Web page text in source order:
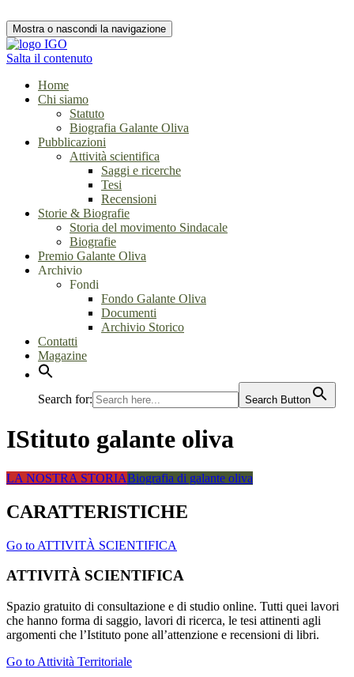
Mostra o nascondi la navigazione
Salta il contenuto
Home
Chi siamo
Statuto
Biografia Galante Oliva
Pubblicazioni
Attività scientifica
Saggi e ricerche
Tesi
Recensioni
Storie & Biografie
Storia del movimento Sindacale
Biografie
Premio Galante Oliva
Archivio
Fondi
Fondo Galante Oliva
Documenti
Archivio Storico
Contatti
Magazine
Search for: Search Button
IStituto galante oliva
LA NOSTRA STORIABiografia di galante oliva
CARATTERISTICHE
Go to ATTIVITÀ SCIENTIFICA
ATTIVITÀ SCIENTIFICA
Spazio gratuito di consultazione e di studio online. Tutti quei lavori
che hanno forma di saggio, lavori di ricerca, le tesi attinenti agli
argomenti che l’Istituto pone all’attenzione e recensioni di libri.
Go to Attività Territoriale